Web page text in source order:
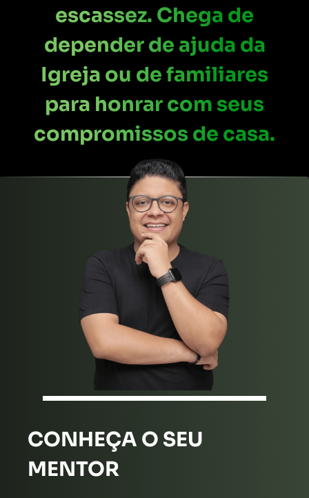
escassez. Chega de
depender de ajuda da
Igreja ou de familiares
para honrar com seus
compromissos de casa.
CONHEÇA O SEU
MENTOR